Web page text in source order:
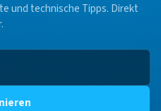
und technische Tipps. Direkt